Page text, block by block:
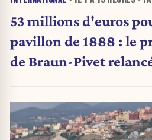
53 millions d'euros
pavillon de 1888 : le
de Braun-Pivet